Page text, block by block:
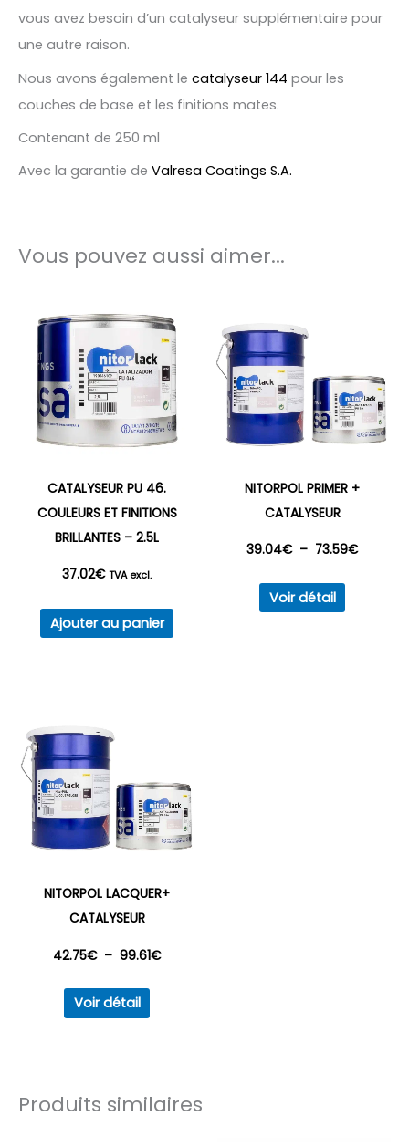
vous avez besoin d’un catalyseur supplémentaire pour
une autre raison.
Nous avons également le catalyseur 144 pour les
couches de base et les finitions mates.
Contenant de 250 ml
Avec la garantie de Valresa Coatings S.A.
Vous pouvez aussi aimer...
CATALYSEUR PU 46.
COULEURS ET FINITIONS
BRILLANTES – 2.5L
37.02€ TVA excl.
Ajouter au panier
NITORPOL PRIMER +
CATALYSEUR
39.04€ – 73.59€Plage
Voir détail
Ce
produit
NITORPOL LACQUER+
CATALYSEUR
42.75€ – 99.61€Plage
à
Voir détail
Ce
produit
Les
Produits similaires